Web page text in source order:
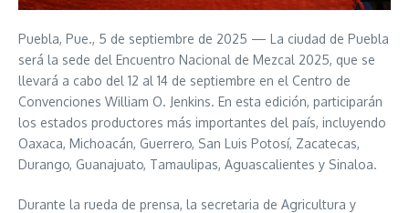
Puebla, Pue., 5 de septiembre de 2025 — La ciudad de Puebla
será la sede del Encuentro Nacional de Mezcal 2025, que se
llevará a cabo del 12 al 14 de septiembre en el Centro de
Convenciones William O. Jenkins. En esta edición, participarán
los estados productores más importantes del país, incluyendo
Oaxaca, Michoacán, Guerrero, San Luis Potosí, Zacatecas,
Durango, Guanajuato, Tamaulipas, Aguascalientes y Sinaloa.
Durante la rueda de prensa, la secretaria de Agricultura y